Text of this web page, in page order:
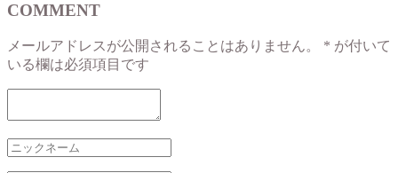
COMMENT
メールアドレスが公開されることはありません。 * が付いて
いる欄は必須項目です